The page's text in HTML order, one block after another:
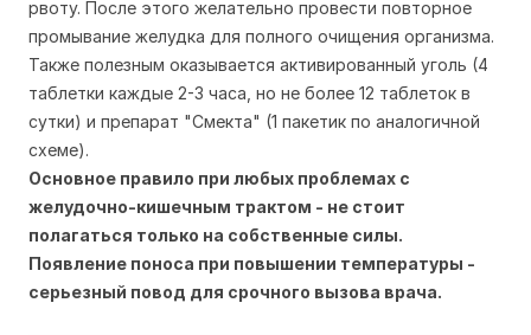
рвоту. После этого желательно провести повторное
промывание желудка для полного очищения организма.
Также полезным оказывается активированный уголь (4
таблетки каждые 2-3 часа, но не более 12 таблеток в
сутки) и препарат "Смекта" (1 пакетик по аналогичной
схеме).
Основное правило при любых проблемах с
желудочно-кишечным трактом - не стоит
полагаться только на собственные силы.
Появление поноса при повышении температуры -
серьезный повод для срочного вызова врача.